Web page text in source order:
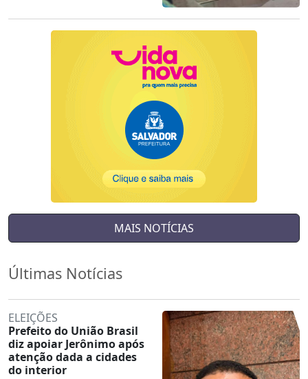
MAIS NOTÍCIAS
Últimas Notícias
ELEIÇÕES
Prefeito do União Brasil
diz apoiar Jerônimo após
atenção dada a cidades
do interior